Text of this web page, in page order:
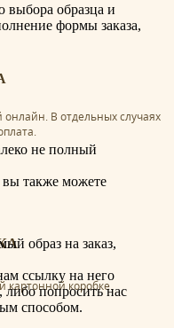
онлайн. В отдельных случаях
картонной коробке.
выбора образца и
формы заказа,
не полный
вы также можете
образ на заказ,
ссылку на него
, либо попросить нас
способом.